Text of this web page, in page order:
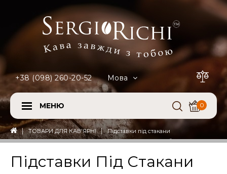
+38 (098) 260-20-52 Мова
0
МЕНЮ
ТОВАРИ ДЛЯ КАВ'ЯРНІ Підставки під стакани
Підставки Під Стакани